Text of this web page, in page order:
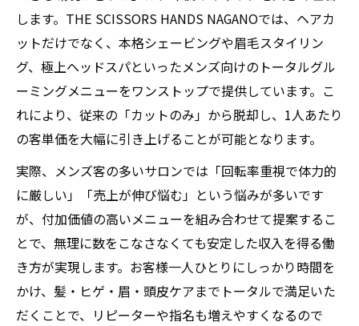
します。THE SCISSORS HANDS NAGANOでは、ヘアカ
ットだけでなく、本格シェービングや眉毛スタイリン
グ、極上ヘッドスパといったメンズ向けのトータルグル
ーミングメニューをワンストップで提供しています。こ
れにより、従来の「カットのみ」から脱却し、1人あたり
の客単価を大幅に引き上げることが可能となります。
実際、メンズ客の多いサロンでは「回転率重視で体力的
に厳しい」「売上が伸び悩む」という悩みが多いです
が、付加価値の高いメニューを組み合わせて提案するこ
とで、無理に数をこなさなくても安定した収入を得る働
き方が実現します。お客様一人ひとりにしっかり時間を
かけ、髪・ヒゲ・眉・頭皮ケアまでトータルで満足いた
だくことで、リピーターや指名も増えやすくなるので